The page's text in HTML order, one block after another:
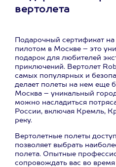
вертолета
Подарочный сертификат
пилотом в Москве – это
подарок для любителей
приключений. Вертолет
самых популярных и
делает полеты на нем еще
Москва – уникальный
можно насладиться
России, включая Кремль,
реку.
Вертолетные полеты
позволяет выбрать
полета. Опытные
сопровождать вас во время